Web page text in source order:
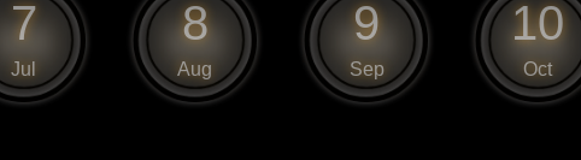
7
Jul
8
Aug
9
Sep
10
Oct